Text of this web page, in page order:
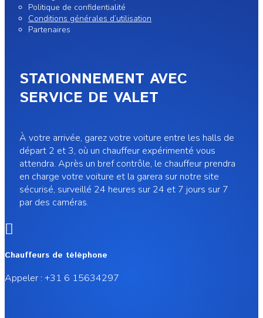
Politique de confidentialité
Conditions générales d’utilisation
Partenaires
STATIONNEMENT AVEC
SERVICE DE VALET
À votre arrivée, garez votre voiture entre les halls de
départ 2 et 3, où un chauffeur expérimenté vous
attendra. Après un bref contrôle, le chauffeur prendra
en charge votre voiture et la garera sur notre site
sécurisé, surveillé 24 heures sur 24 et 7 jours sur 7
par des caméras.

Chauffeurs de téléphone
Appeler : +31 6 15634297